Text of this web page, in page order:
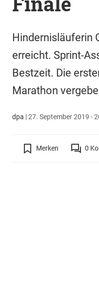
Hindernisläuferin
erreicht. Sprint-
Bestzeit. Die
Marathon
dpa |27. September 2019 -
Merken 0